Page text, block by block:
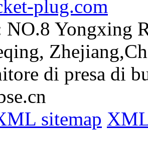
plug.com
NO.8 Yongxing
di presa di
sitemap